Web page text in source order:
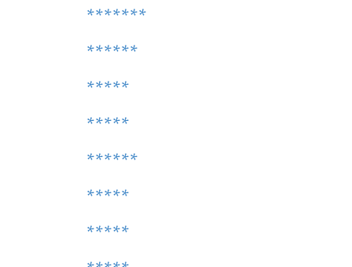
*******
******
*****
*****
******
*****
*****